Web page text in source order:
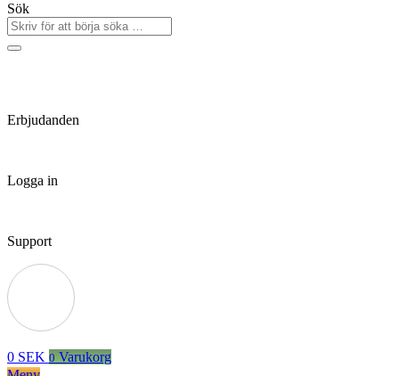
Sök
Erbjudanden
Logga in
Support
0 SEK 0 Varukorg